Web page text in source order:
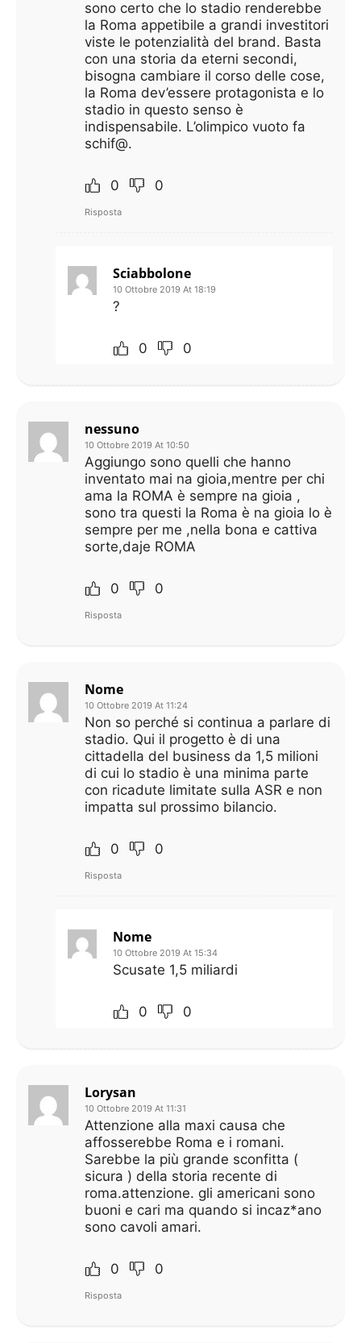
sono certo che lo stadio renderebbe
la Roma appetibile a grandi investitori
viste le potenzialità del brand. Basta
con una storia da eterni secondi,
bisogna cambiare il corso delle cose,
la Roma dev’essere protagonista e lo
stadio in questo senso è
indispensabile. L’olimpico vuoto fa
schif@.
0 0
Risposta
Sciabbolone
10 Ottobre 2019 At 18:19
?
0 0
nessuno
10 Ottobre 2019 At 10:50
Aggiungo sono quelli che hanno
inventato mai na gioia,mentre per chi
ama la ROMA è sempre na gioia ,
sono tra questi la Roma è na gioia lo è
sempre per me ,nella bona e cattiva
sorte,daje ROMA
0 0
Risposta
Nome
10 Ottobre 2019 At 11:24
Non so perché si continua a parlare di
stadio. Qui il progetto è di una
cittadella del business da 1,5 milioni
di cui lo stadio è una minima parte
con ricadute limitate sulla ASR e non
impatta sul prossimo bilancio.
0 0
Risposta
Nome
10 Ottobre 2019 At 15:34
Scusate 1,5 miliardi
0 0
Lorysan
10 Ottobre 2019 At 11:31
Attenzione alla maxi causa che
affosserebbe Roma e i romani.
Sarebbe la più grande sconfitta (
sicura ) della storia recente di
roma.attenzione. gli americani sono
buoni e cari ma quando si incaz*ano
sono cavoli amari.
0 0
Risposta